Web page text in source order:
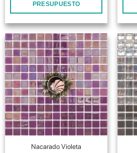
PRESUPUESTO
Nacarado Violeta